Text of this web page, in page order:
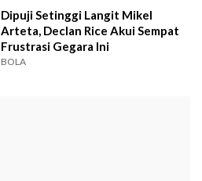
Dipuji Setinggi Langit Mikel
Arteta, Declan Rice Akui Sempat
Frustrasi Gegara Ini
BOLA